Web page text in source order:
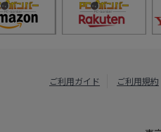
ご利用ガイド ご利用規約